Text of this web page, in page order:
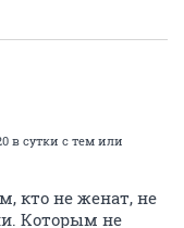
в сутки с тем или
кто не женат, не
Которым не